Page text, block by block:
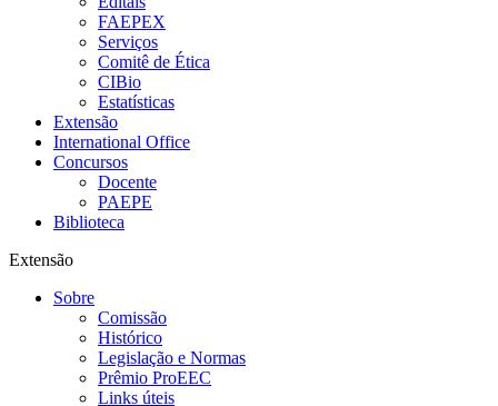
FAEPEX
Serviços
Comitê de Ética
CIBio
Estatísticas
Extensão
International Office
Concursos
Docente
PAEPE
Biblioteca
Extensão
Sobre
Comissão
Histórico
Legislação e Normas
Prêmio ProEEC
Links úteis